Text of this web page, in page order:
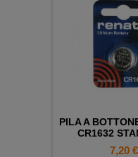
PILA A
CR1632
Prezzo
7,20 €